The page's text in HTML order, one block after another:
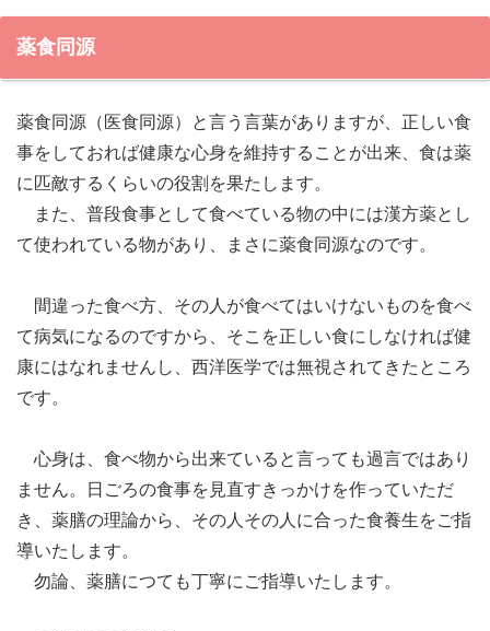
薬食同源
薬食同源（医食同源）と言う言葉がありますが、正しい食
事をしておれば健康な心身を維持することが出来、食は薬
に匹敵するくらいの役割を果たします。
また、普段食事として食べている物の中には漢方薬とし
て使われている物があり、まさに薬食同源なのです。
間違った食べ方、その人が食べてはいけないものを食べ
て病気になるのですから、そこを正しい食にしなければ健
康にはなれませんし、西洋医学では無視されてきたところ
です。
心身は、食べ物から出来ていると言っても過言ではあり
ません。日ごろの食事を見直すきっかけを作っていただ
き、薬膳の理論から、その人その人に合った食養生をご指
導いたします。
勿論、薬膳につても丁寧にご指導いたします。